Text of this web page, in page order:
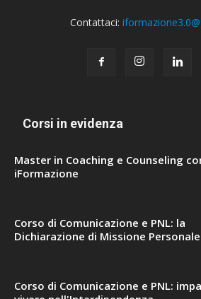
Contattaci:
Corsi in evidenza
Master in Coaching e Counseling
iFormazione
Corso di Comunicazione e PNL: la
Dichiarazione di Missione Personale
Corso di Comunicazione e PNL: